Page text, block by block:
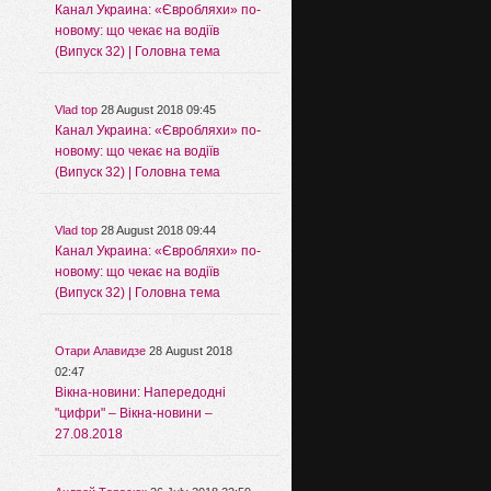
Канал Украина: «Євробляхи» по-
новому: що чекає на водіїв
(Випуск 32) | Головна тема
Vlad top 28 August 2018 09:45
Канал Украина: «Євробляхи» по-
новому: що чекає на водіїв
(Випуск 32) | Головна тема
Vlad top 28 August 2018 09:44
Канал Украина: «Євробляхи» по-
новому: що чекає на водіїв
(Випуск 32) | Головна тема
Отари Алавидзе 28 August 2018
02:47
Вікна-новини: Напередодні
"цифри" – Вікна-новини –
27.08.2018